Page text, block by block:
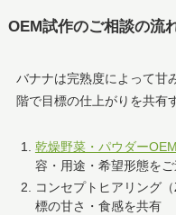
OEM試作のご相談の流
バナナは完熟度によって甘
階で目標の仕上がりを共有
乾燥野菜・パウダー
容・用途・希望形態を
コンセプトヒアリング
標の甘さ・食感を共有